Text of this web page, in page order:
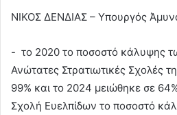
ΝΙΚΟΣ ΔΕΝΔΙΑΣ – Υπουργός
- το 2020 το ποσοστό κάλυψης
Ανώτατες Στρατιωτικές Σχολές
99% και το 2024 μειώθηκε σε
Σχολή Ευελπίδων το ποσοστό